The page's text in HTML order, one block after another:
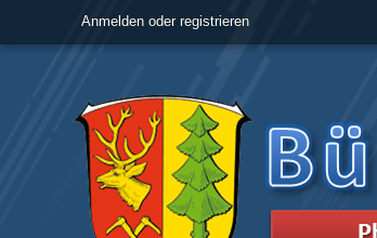
Anmelden oder registrieren